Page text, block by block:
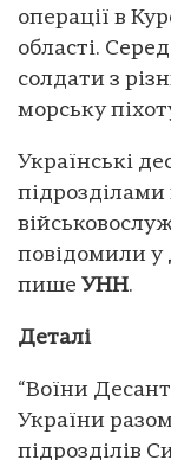
операції в
області.
солдати з
морську
Українські
повідомили
пише УНН.
Деталі
“Воїни
України
підрозділів